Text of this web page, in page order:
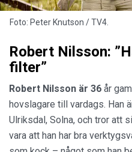
Foto: Peter Knutson / TV4.
Robert Nilsson:
filter”
Robert Nilsson är 36 år
hovslagare till vardags. Han
Ulriksdal, Solna, och tror att
vara att han har bra